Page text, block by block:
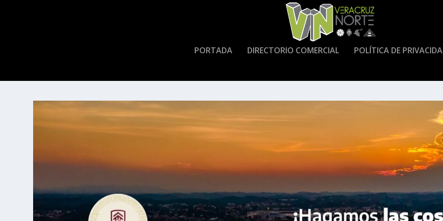
PORTADA DIRECTORIO COMERCIAL POLÍTICA DE